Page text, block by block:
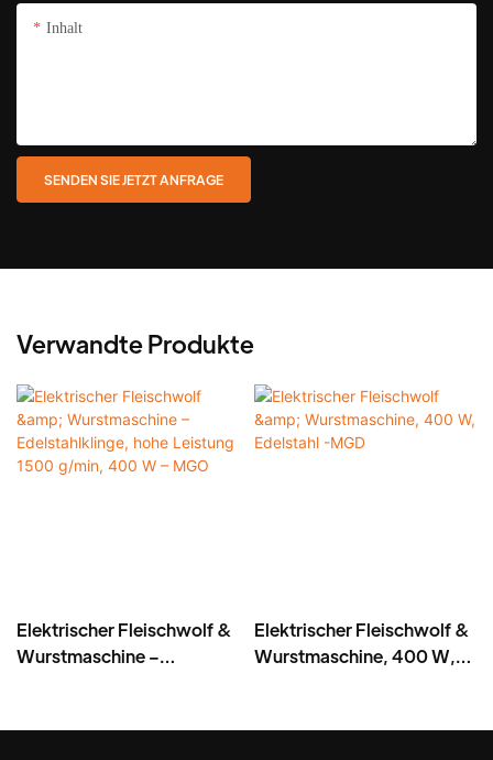
Inhalt
SENDEN SIE JETZT ANFRAGE
Verwandte Produkte
Elektrischer Fleischwolf &
Wurstmaschine –
W – MGO
Elektrischer Fleischwolf &
Wurstmaschine, 400 W,